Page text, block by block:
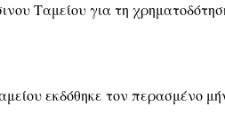
Ταμείου για τη
εκδόθηκε τον περασμένο